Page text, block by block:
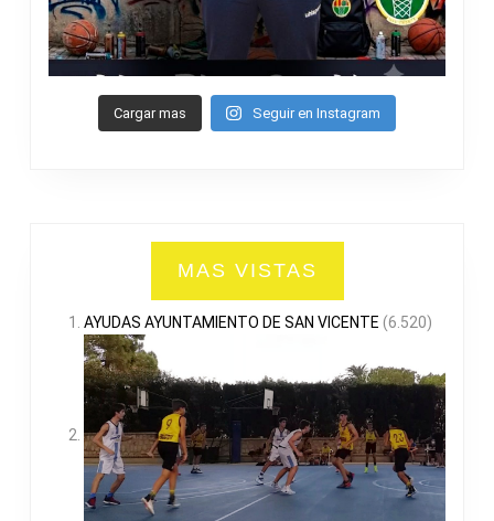
Cargar mas Seguir en Instagram
MAS VISTAS
AYUDAS AYUNTAMIENTO DE SAN VICENTE (6.520)